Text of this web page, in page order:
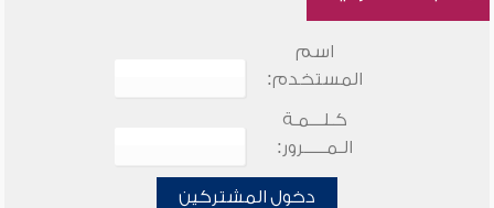
اسم
المستخدم:
كـلـــمـة
الـمـــــرور:
دخول المشتركين